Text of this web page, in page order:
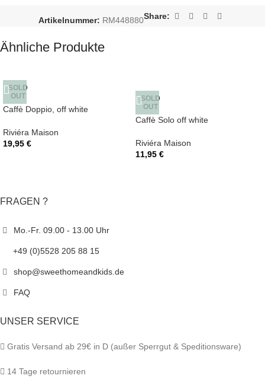
Artikelnummer: RM448880Share:
Ähnliche Produkte
SOLD
OUT
Caffè Doppio, off white
Riviéra Maison
19,95 €
SOLD
OUT
Caffè Solo off white
Riviéra Maison
11,95 €
FRAGEN ?
Mo.-Fr. 09.00 - 13.00 Uhr
+49 (0)5528 205 88 15
shop@sweethomeandkids.de
FAQ
UNSER SERVICE
Gratis Versand ab 29€ in D (außer Sperrgut & Speditionsware)
14 Tage retournieren